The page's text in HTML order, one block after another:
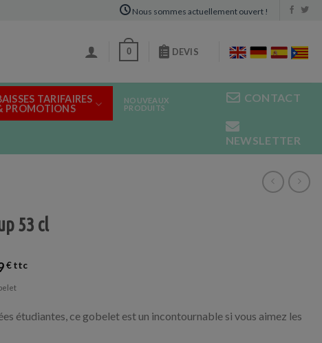
Nous sommes actuellement ouvert !
0 DEVIS
TARIFAIRES
PROMOTIONS
NOUVEAUX
PRODUITS
CONTACT
NEWSLETTER
53 cl
€
étudiantes, ce gobelet est un incontournable si vous aimez les